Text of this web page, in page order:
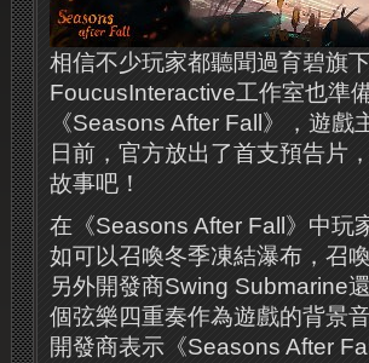
相信不少玩家都聽聞過育碧旗
FoucusInteractive工作室也準
《Seasons After Fall》，遊
日前，官方放出了首支預告片
故事吧！
在《Seasons After Fall》中玩
如可以召喚冬季凍結瀑布，召
另外開發商Swing Submarine
個弦樂四重奏作為遊戲的背景
開發商表示《Seasons After